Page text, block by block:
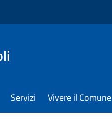
Servizi Vivere il Comune